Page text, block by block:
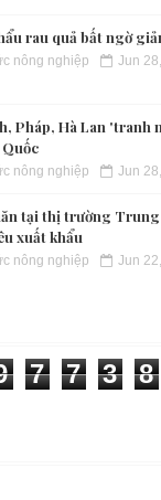
rau quả bất ngờ
nông nghiệp Jun
Pháp, Hà Lan 'tranh
nông nghiệp Jun
tại thị trường
xuất khẩu
nông nghiệp Jun
7 7 3 8